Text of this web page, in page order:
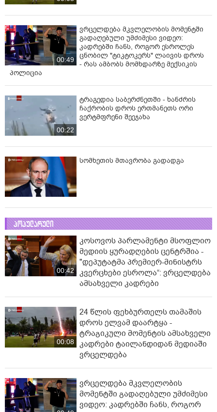
00:49
ვრცელდება მკვლელობის მომენტში
გადაღებული უმძიმესი ვიდეო:
კადრებში ჩანს, როგორ ესროლეს
ცნობილ "ტიკტოკერს" ლაივის დროს
- რას ამბობს მომხდარზე მექსიკის
პოლიცია
00:22
ტრაგედია საბერძნეთში - ხანძრის
ჩაქრობის დროს ერთმანეთს ორი
ვერტმფრენი შეეჯახა
სომხეთის მთავრობა გადადგა
პოპულარული
00:42
კოსოვოს პარლამენტი მსოფლიო
მედიის ყურადღების ცენტრშია -
"დეპუტატმა პრემიერ-მინისტრს
კვერცხები ესროლა“: ვრცელდება
ამსახველი კადრები
00:08
24 წლის ფეხბურთელს თამაშის
დროს ელვამ დაარტყა -
ტრაგიკული მომენტის ამსახველი
კადრები ტაილანდიდან მედიაში
ვრცელდება
ვრცელდება მკვლელობის
მომენტში გადაღებული უმძიმესი
ვიდეო: კადრებში ჩანს, როგორ